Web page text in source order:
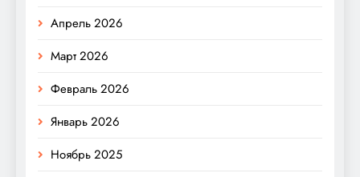
Апрель 2026
Март 2026
Февраль 2026
Январь 2026
Ноябрь 2025